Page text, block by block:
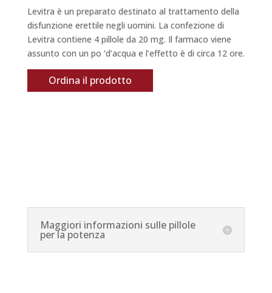
Levitra è un preparato destinato al trattamento della
disfunzione erettile negli uomini. La confezione di
Levitra contiene 4 pillole da 20 mg. Il farmaco viene
assunto con un po ‘d’acqua e l’effetto è di circa 12 ore.
Ordina il prodotto
Maggiori informazioni sulle pillole
per la potenza